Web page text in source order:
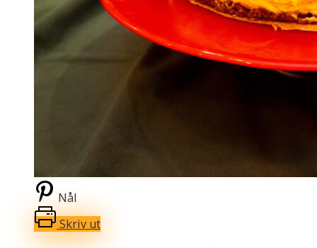
Nål
Skriv ut